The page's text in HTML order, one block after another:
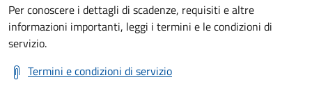
Per conoscere i dettagli di scadenze, requisiti e altre
informazioni importanti, leggi i termini e le condizioni di
servizio.
Termini e condizioni di servizio